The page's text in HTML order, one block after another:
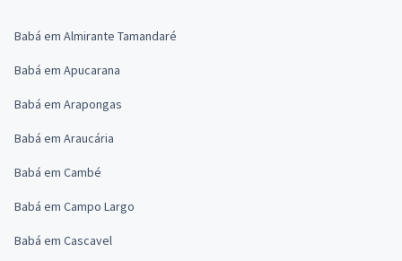
Babá em Almirante Tamandaré
Babá em Apucarana
Babá em Arapongas
Babá em Araucária
Babá em Cambé
Babá em Campo Largo
Babá em Cascavel